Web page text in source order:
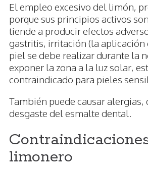
El empleo excesivo del limón,
porque sus principios activos
tiende a producir efectos
gastritis, irritación (la
piel se debe realizar durante la
exponer la zona a la luz solar,
contraindicado para pieles
También puede causar alergias,
desgaste del esmalte dental.
limonero